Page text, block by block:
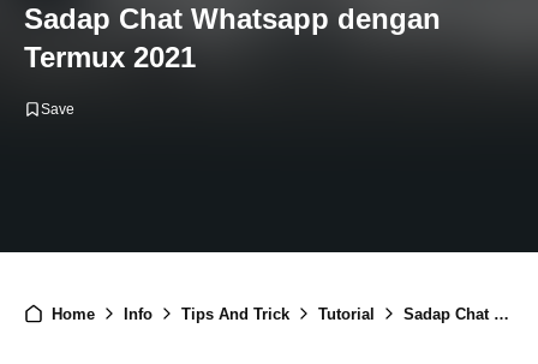
Sadap Chat Whatsapp dengan
Termux 2021
Home Info Tips And Trick Tutorial Sadap Chat Whatsapp dengan Termux 2021